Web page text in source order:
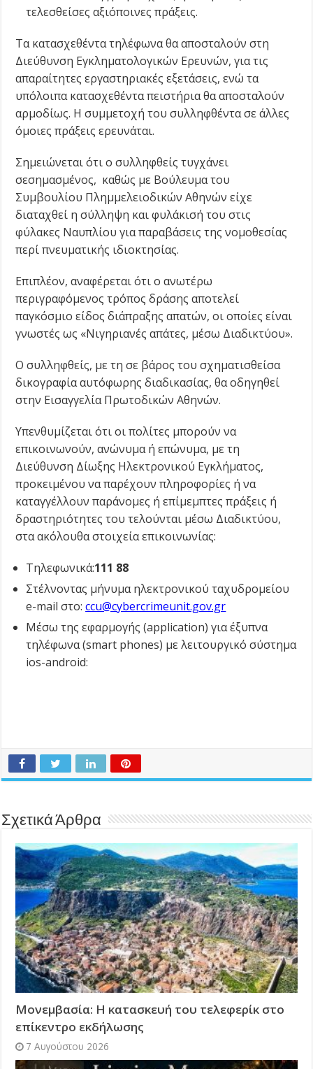
τελεσθείσες αξιόποινες πράξεις.
Τα κατασχεθέντα τηλέφωνα θα αποσταλούν στη
Διεύθυνση Εγκληματολογικών Ερευνών, για τις
απαραίτητες εργαστηριακές εξετάσεις, ενώ τα
υπόλοιπα κατασχεθέντα πειστήρια θα αποσταλούν
αρμοδίως. Η συμμετοχή του συλληφθέντα σε άλλες
όμοιες πράξεις ερευνάται.
Σημειώνεται ότι ο συλληφθείς τυγχάνει
σεσημασμένος, καθώς με Βούλευμα του
Συμβουλίου Πλημμελειοδικών Αθηνών είχε
διαταχθεί η σύλληψη και φυλάκισή του στις
φύλακες Ναυπλίου για παραβάσεις της νομοθεσίας
περί πνευματικής ιδιοκτησίας.
Επιπλέον, αναφέρεται ότι ο ανωτέρω
περιγραφόμενος τρόπος δράσης αποτελεί
παγκόσμιο είδος διάπραξης απατών, οι οποίες είναι
γνωστές ως «Νιγηριανές απάτες, μέσω Διαδικτύου».
O συλληφθείς, με τη σε βάρος του σχηματισθείσα
δικογραφία αυτόφωρης διαδικασίας, θα οδηγηθεί
στην Εισαγγελία Πρωτοδικών Αθηνών.
Υπενθυμίζεται ότι οι πολίτες μπορούν να
επικοινωνούν, ανώνυμα ή επώνυμα, με τη
Διεύθυνση Δίωξης Ηλεκτρονικού Εγκλήματος,
προκειμένου να παρέχουν πληροφορίες ή να
καταγγέλλουν παράνομες ή επίμεμπτες πράξεις ή
δραστηριότητες του τελούνται μέσω Διαδικτύου,
στα ακόλουθα στοιχεία επικοινωνίας:
Τηλεφωνικά:111 88
Στέλνοντας μήνυμα ηλεκτρονικού ταχυδρομείου
e-mail στο:ccu@cybercrimeunit.gov.gr
Μέσω της εφαρμογής (application) για έξυπνα
τηλέφωνα (smart phones) με λειτουργικό σύστημα
ios-android:
Σχετικά Άρθρα
Μονεμβασία: Η κατασκευή του τελεφερίκ στο
επίκεντρο εκδήλωσης
7 Αυγούστου 2026